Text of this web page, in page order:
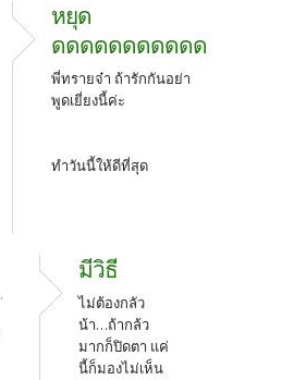
หยุด
ดดดดดดดดดดด
พี่ทรายจ๋า ถ้ารักกันอย่า
พูดเยี่ยงนี้ค่ะ
ทำวันนี้ให้ดีที่สุด
มีวิธี
ไม่ต้องกลัว
น้า...ถ้ากล้ว
มากก็ปิดตา แค่
นี้ก็มองไม่เห็น